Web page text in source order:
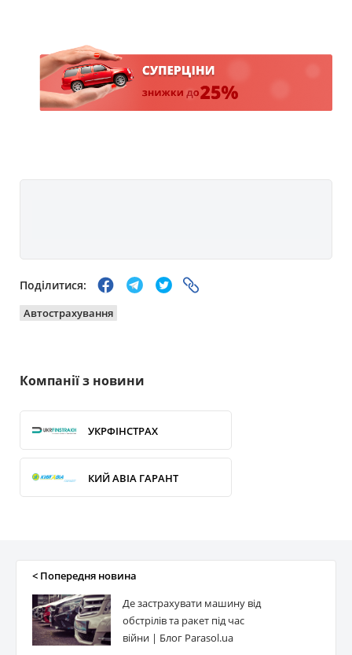
Поділитися:
Автострахування
Компанії з новини
УКРФІНСТРАХ
КИЙ АВІА ГАРАНТ
ДОБРОБУТ ТА ЗАХИСТ
ЕТАЛОН-ПОЛІС
< Попередня новина
Де застрахувати машину від
обстрілів та ракет під час
війни | Блог Parasol.ua